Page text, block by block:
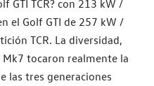
GTI TCR? con 213 kW /
el Golf GTI de 257 kW /
TCR. La diversidad,
tocaron realmente la
las tres generaciones